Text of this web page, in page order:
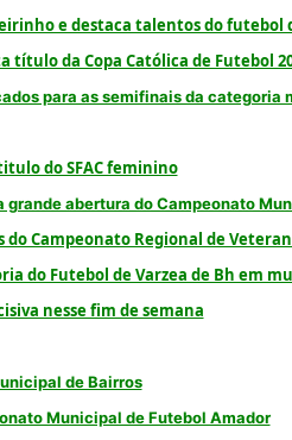
e destaca talentos do futebol
título da Copa Católica de Futebol
para as semifinais da categoria
do SFAC feminino
abertura do Campeonato
do Campeonato Regional de
do Futebol de Varzea de Bh em
nesse fim de semana
de Bairros
Municipal de Futebol Amador